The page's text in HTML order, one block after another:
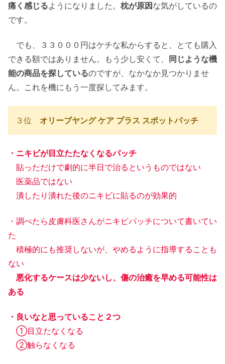
痛く感じるようになりました。 枕が原因 な気がしているの
です。
でも、３３０００円はケチな私からすると、とても購入
できる額ではありません。もう少し安くて、
同じような機
能の商品を探しているのですが、なかなか見つかりませ
ん。これを機にもう一度探してみます。
３位 オリーブヤング ケア プラス スポットパッチ
・ニキビが目立たたなくなるパッチ
貼っただけで劇的に半日で治るというものではない
医薬品ではない
潰したり潰れた後のニキビに貼るのが効果的
・調べたら皮膚科医さんがニキビパッチについて書いてい
た
積極的にも推奨しないが、やめるように指導することも
ない
悪化するケースは少ないし、傷の治癒を早める可能性は
ある
・良いなと思っていること２つ
①目立たなくなる
②触らなくなる